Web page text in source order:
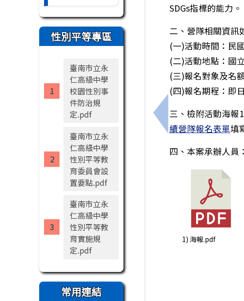
性別平等專區
臺南市立永
仁高級中學
校園性別事
件防治規
定.pdf
臺南市立永
仁高級中學
性別平等教
育委員會設
置要點.pdf
臺南市立永
仁高級中學
性別平等教
育實施規
定.pdf
常用連結
上一筆：『高中營隊
SDGs指標的能力。
二、營隊相關資訊
(一)活動時間：民
(二)活動地點：國
(三)報名對象及名
(四)報名期程：即
三、檢附活動海報
續營隊報名表單填
四、本案承辦人員
1) 海報.pdf